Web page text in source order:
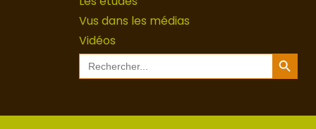
Vus dans les médias
Vidéos
Search
for:
Search Button